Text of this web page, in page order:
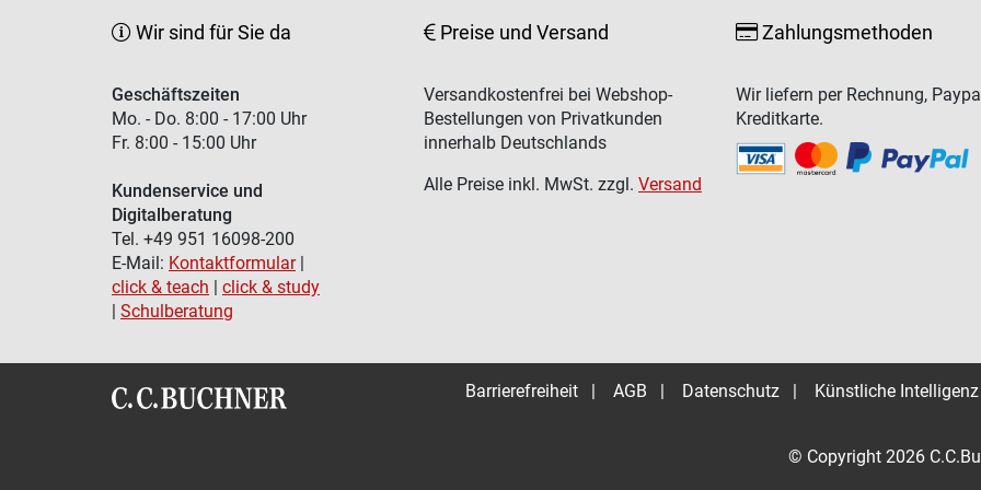
Wir sind für Sie da
Geschäftszeiten
Mo. - Do. 8:00 - 17:00 Uhr
Fr. 8:00 - 15:00 Uhr
Kundenservice und
Digitalberatung
Tel. +49 951 16098-200
E-Mail: Kontaktformular|
click & teach | click & study
| Schulberatung
Preise und Versand
Versandkostenfrei bei Webshop-
Bestellungen von Privatkunden
innerhalb Deutschlands
Alle Preise inkl. MwSt. zzgl. Versand
Zahlungsmethoden
Wir liefern per Rechnung,
Kreditkarte.
Barrierefreiheit | AGB | Datenschutz | Künstliche Intelligenz
© Copyright 2026